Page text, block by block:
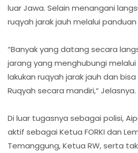
luar Jawa. Selain menangani
ruqyah jarak jauh melalui
“Banyak yang datang secara
jarang yang menghubungi
lakukan ruqyah jarak jauh dan
Ruqyah secara mandiri,“ Jelasnya.
Di luar tugasnya sebagai polisi,
aktif sebagai Ketua FORKI dan
Temanggung, Ketua RW, serta